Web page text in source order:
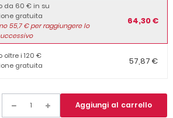
da 60 € in su
gratuita
55,7€ per raggiungere lo
64,30 €
oltre i 120 €
gratuita
57,87 €
Aggiungi al carrello